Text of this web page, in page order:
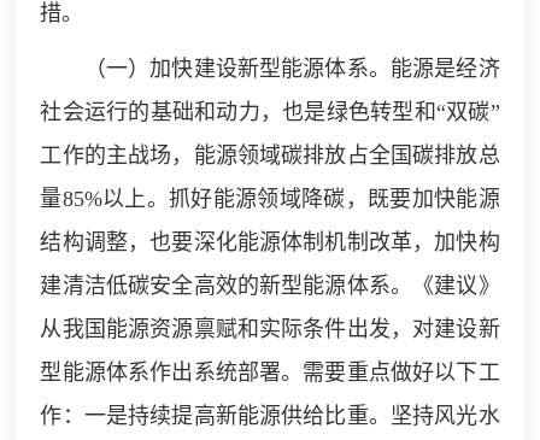
措。
（一）加快建设新型能源体系。能源是经济
社会运行的基础和动力，也是绿色转型和“双碳”
工作的主战场，能源领域碳排放占全国碳排放总
量85%以上。抓好能源领域降碳，既要加快能源
结构调整，也要深化能源体制机制改革，加快构
建清洁低碳安全高效的新型能源体系。《建议》
从我国能源资源禀赋和实际条件出发，对建设新
型能源体系作出系统部署。需要重点做好以下工
作：一是持续提高新能源供给比重。坚持风光水